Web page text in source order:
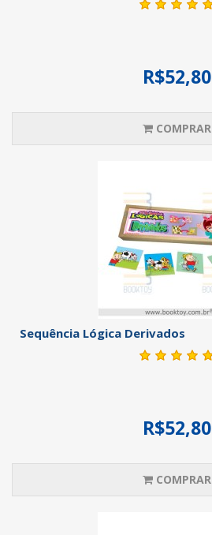
R$52,80
COMPRAR
Sequência Lógica Derivados
R$52,80
COMPRAR